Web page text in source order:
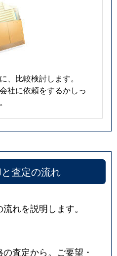
、比較検討します。
社に依頼をするかしっ
査定の流れ
れを説明します。
査定から。ご要望・